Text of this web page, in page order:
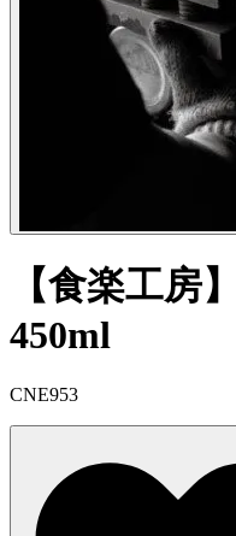
【食楽工房
450ml
CNE953